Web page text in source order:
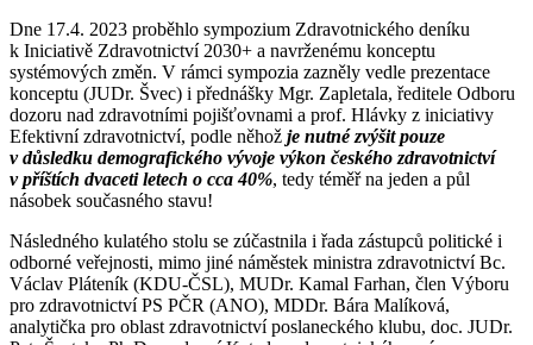
Dne 17.4. 2023 proběhlo sympozium Zdravotnického deníku
k Iniciativě Zdravotnictví 2030+ a navrženému konceptu
systémových změn. V rámci sympozia zazněly vedle prezentace
konceptu (JUDr. Švec) i přednášky Mgr. Zapletala, ředitele Odboru
dozoru nad zdravotními pojišťovnami a prof. Hlávky z iniciativy
Efektivní zdravotnictví, podle něhož je nutné zvýšit pouze
v důsledku demografického vývoje výkon českého zdravotnictví
v příštích dvaceti letech o cca 40%, tedy téměř na jeden a půl
násobek současného stavu!
Následného kulatého stolu se zúčastnila i řada zástupců politické i
odborné veřejnosti, mimo jiné náměstek ministra zdravotnictví Bc.
Václav Pláteník (KDU-ČSL), MUDr. Kamal Farhan, člen Výboru
pro zdravotnictví PS PČR (ANO), MDDr. Bára Malíková,
analytička pro oblast zdravotnictví poslaneckého klubu, doc. JUDr.